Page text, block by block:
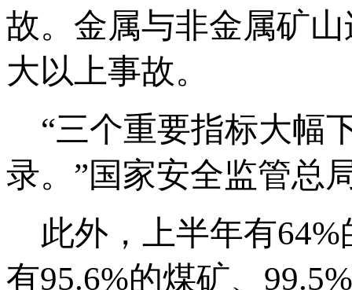
故。金属与非金属矿
大以上事故。
“三个重要指标大幅
录。”国家安全监管总
此外，上半年有64%
有95.6%的煤矿、